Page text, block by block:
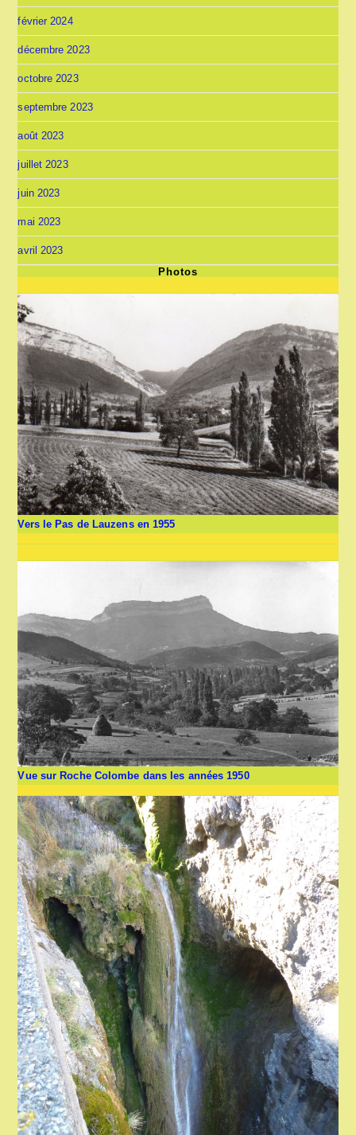
février 2024
décembre 2023
octobre 2023
septembre 2023
août 2023
juillet 2023
juin 2023
mai 2023
avril 2023
Photos
Vers le Pas de Lauzens en 1955
Vue sur Roche Colombe dans les années 1950